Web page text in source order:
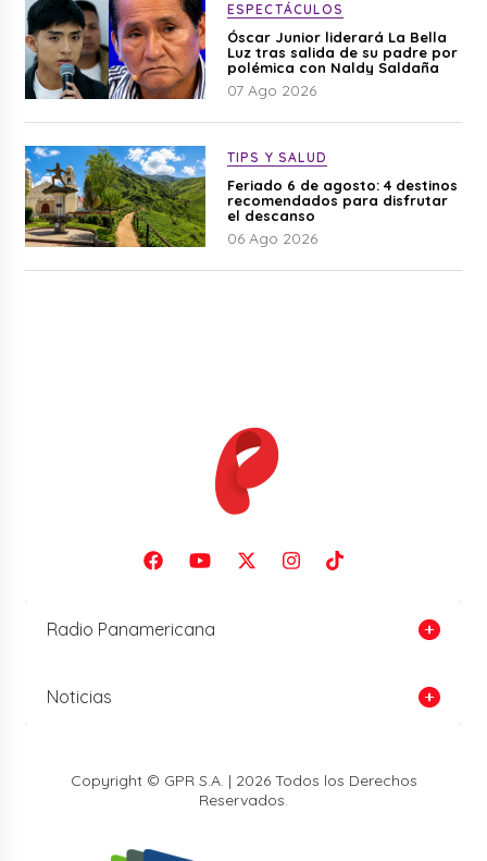
ESPECTÁCULOS
Óscar Junior liderará La Bella
Luz tras salida de su padre por
polémica con Naldy Saldaña
07 Ago 2026
TIPS Y SALUD
Feriado 6 de agosto: 4 destinos
recomendados para disfrutar
el descanso
06 Ago 2026
Radio Panamericana
Noticias
Copyright © GPR S.A. | 2026 Todos los Derechos
Reservados.